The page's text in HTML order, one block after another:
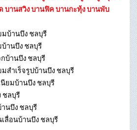
บานสวิง บานฟิค บานกะทุ้ง บานพับ
บ้านบึง ชลบุรี
านบึง ชลบุรี
บ้านบึง ชลบุรี
สําเร็จรูปบ้านบึง ชลบุรี
ยมบ้านบึง ชลบุรี
ชลบุรี
นบึง ชลบุรี
ลื่อนบ้านบึง ชลบุรี